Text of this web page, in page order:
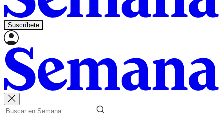
Suscríbete